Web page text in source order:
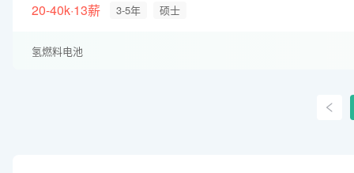
20-40k·13薪
3-5年 硕士
氢燃料电池